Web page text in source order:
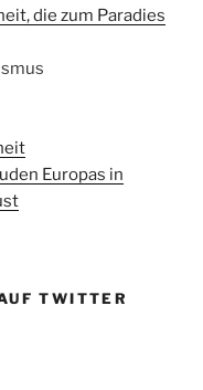
die zum Paradies
Europas in
TWITTER